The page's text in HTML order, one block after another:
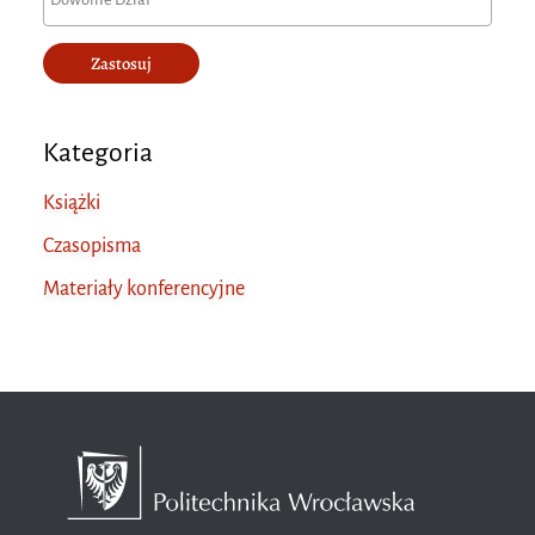
Zastosuj
Kategoria
Książki
Czasopisma
Materiały konferencyjne